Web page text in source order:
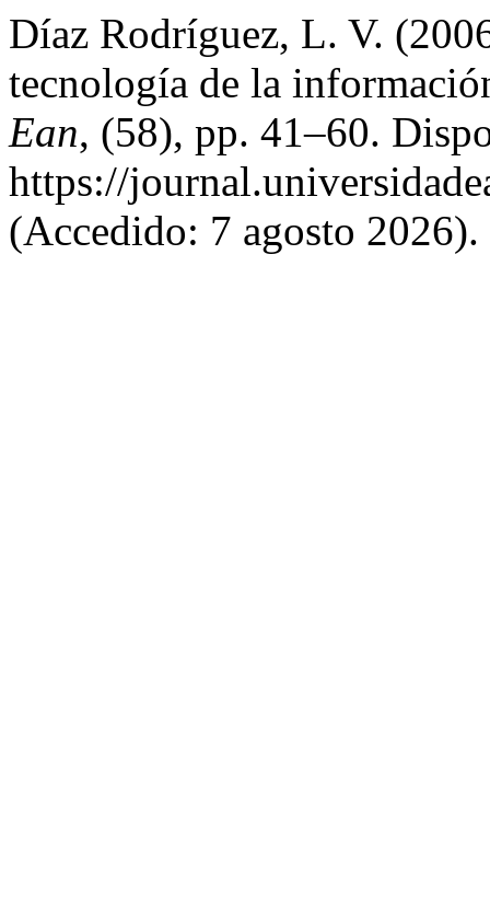
Díaz Rodríguez, L. V.
tecnología de la
Ean, (58), pp. 41–60.
https://
(Accedido: 7 agosto 2026).